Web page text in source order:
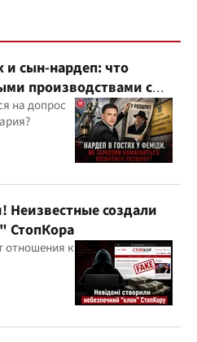
и сын-нардеп: что
производствами с
на допрос
создали
СтопКора
отношения к